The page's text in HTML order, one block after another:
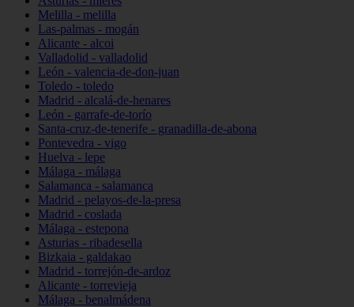
Melilla - melilla
Las-palmas - mogán
Alicante - alcoi
Valladolid - valladolid
León - valencia-de-don-juan
Toledo - toledo
Madrid - alcalá-de-henares
León - garrafe-de-torío
Santa-cruz-de-tenerife - granadilla-de-abona
Pontevedra - vigo
Huelva - lepe
Málaga - málaga
Salamanca - salamanca
Madrid - pelayos-de-la-presa
Madrid - coslada
Málaga - estepona
Asturias - ribadesella
Bizkaia - galdakao
Madrid - torrejón-de-ardoz
Alicante - torrevieja
Málaga - benalmádena